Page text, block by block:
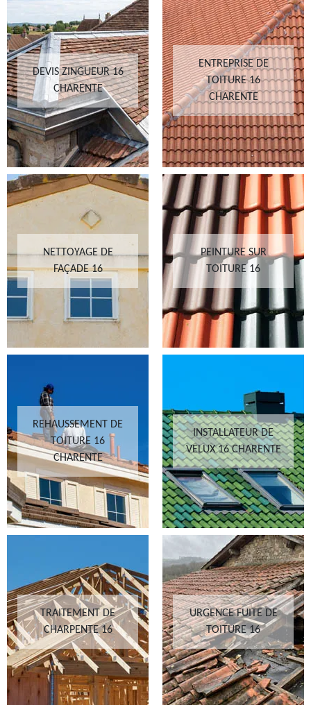
DEVIS ZINGUEUR 16
CHARENTE
ENTREPRISE DE
TOITURE 16
CHARENTE
NETTOYAGE DE
FAÇADE 16
PEINTURE SUR
TOITURE 16
REHAUSSEMENT DE
TOITURE 16
CHARENTE
INSTALLATEUR DE
VELUX 16 CHARENTE
TRAITEMENT DE
CHARPENTE 16
URGENCE FUITE DE
TOITURE 16